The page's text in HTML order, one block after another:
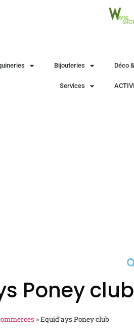
Bijouteries Déco
Services
Poney club
»Equid’ays Poney club